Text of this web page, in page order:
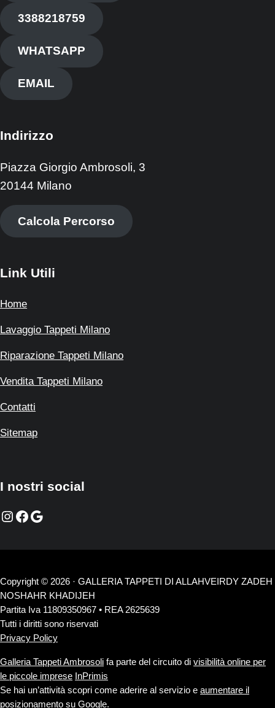
3388218759
WHATSAPP
EMAIL
Indirizzo
Piazza Giorgio Ambrosoli, 3
20144 Milano
Calcola Percorso
Link Utili
Home
Lavaggio Tappeti Milano
Riparazione Tappeti Milano
Vendita Tappeti Milano
Contatti
Sitemap
I nostri social
Instagram
Facebook
Google
Copyright © 2026 · GALLERIA TAPPETI DI ALLAHVEIRDY ZADEH
NOSHAHR KHADIJEH
Partita Iva 11809350967 • REA 2625639
Tutti i diritti sono riservati
Privacy Policy
Galleria Tappeti Ambrosoli fa parte del circuito divisibilità online per
le piccole imprese InPrimis
Se hai un’attività scopri come aderire al servizio eaumentare il
posizionamento su Google.